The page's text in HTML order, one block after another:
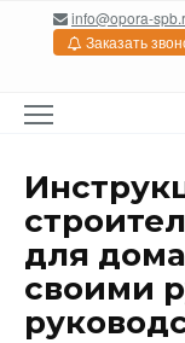
Перейтиinfo@opora-
Заказать
для
своими